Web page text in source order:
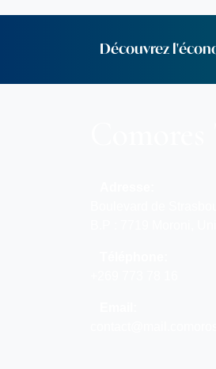
Découvrez